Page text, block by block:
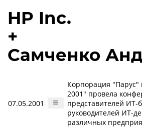
HP Inc.
+
Самченко
07.05.2001
Корпорация "Парус"
2001" провела
представителей ИТ-
руководителей ИТ-
различных